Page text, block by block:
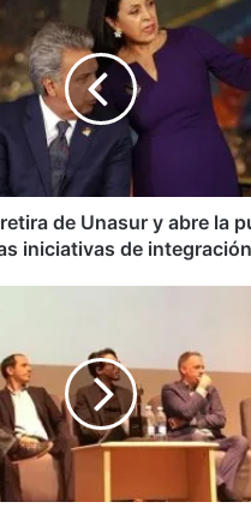
de Unasur y abre la
iniciativas de integración